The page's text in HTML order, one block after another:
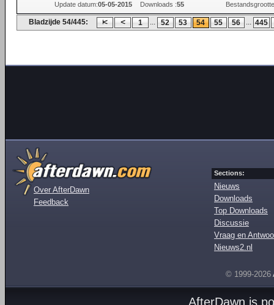
Update datum:05-05-2015 Downloads :55
Bladzijde 54/445: 1 ... 52 53 54 55 56 ... 445
Over AfterDawn
Feedback
Sections:
Nieuws
Downloads
Top Downloads
Discussie
Vraag en
Nieuws2.nl
© 1999-2026
AfterDawn is